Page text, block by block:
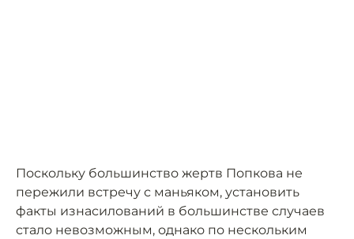
Поскольку большинство жертв Попкова не
пережили встречу с маньяком, установить
факты изнасилований в большинстве случаев
стало невозможным, однако по нескольким